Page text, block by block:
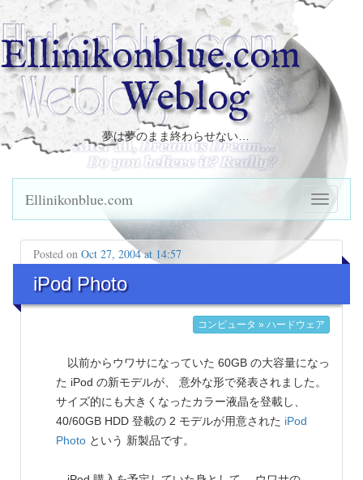
Ellinikonblue.com
Weblog
夢は夢のまま終わらせない…
Ellinikonblue.com
Posted on Oct 27, 2004 at 14:57
iPod Photo
コンピュータ » ハードウェア
以前からウワサになっていた 60GB の大容量になっ
た iPod の新モデルが、 意外な形で発表されました。
サイズ的にも大きくなったカラー液晶を登載し、
40/60GB HDD 登載の 2 モデルが用意された iPod
Photo という 新製品です。